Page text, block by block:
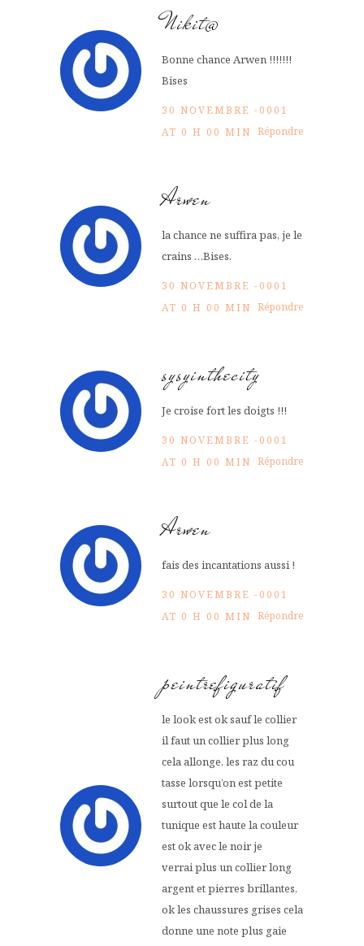
Nikit@
Bonne chance Arwen !!!!!!!
Bises
30 NOVEMBRE -0001
AT 0 H 00 MIN Répondre
Arwen
la chance ne suffira pas, je le
crains …Bises.
30 NOVEMBRE -0001
AT 0 H 00 MIN Répondre
sysyinthecity
Je croise fort les doigts !!!
30 NOVEMBRE -0001
AT 0 H 00 MIN Répondre
Arwen
fais des incantations aussi !
30 NOVEMBRE -0001
AT 0 H 00 MIN Répondre
peintrefiguratif
le look est ok sauf le collier
il faut un collier plus long
cela allonge, les raz du cou
tasse lorsqu’on est petite
surtout que le col de la
tunique est haute la couleur
est ok avec le noir je
verrai plus un collier long
argent et pierres brillantes,
ok les chaussures grises cela
donne une note plus gaie